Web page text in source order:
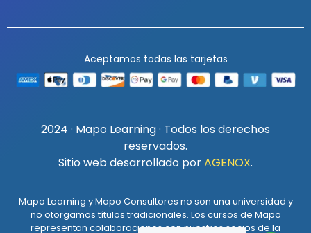
Aceptamos todas las tarjetas
2024 · Mapo Learning · Todos los derechos
reservados.
Sitio web desarrollado porAGENOX.
Mapo Learning y Mapo Consultores no son una universidad y
no otorgamos títulos tradicionales. Los cursos de Mapo
representan colaboraciones con nuestros socios de la